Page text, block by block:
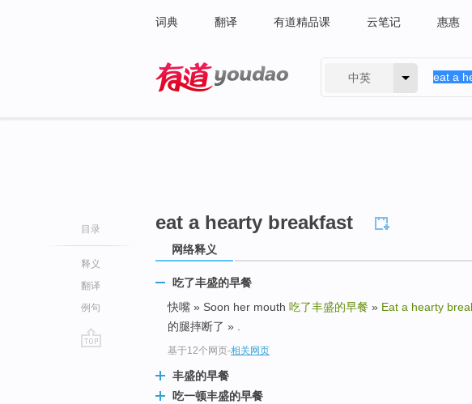
词典 翻译 有道精品课 云笔记 惠惠
中英
目录
释义
翻译
例句
eat a hearty breakfast
网络释义
吃了丰盛的早餐
快嘴 » Soon her mouth 吃了丰盛的早餐 » Eat a hearty
的腿摔断了 » .
基于12个网页-相关网页
丰盛的早餐
吃一顿丰盛的早餐